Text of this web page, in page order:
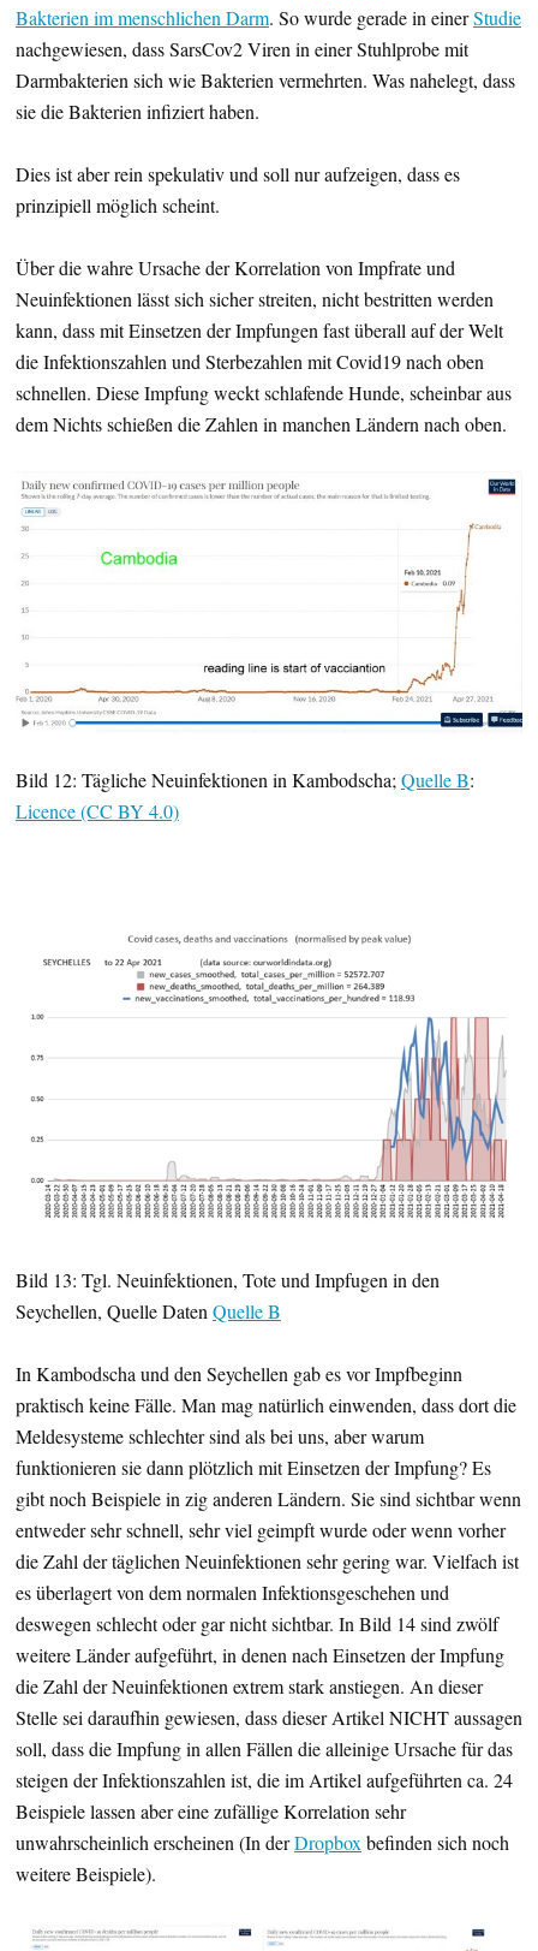
Bakterien im menschlichen Darm. So wurde gerade in einerStudie
nachgewiesen, dass SarsCov2 Viren in einer Stuhlprobe mit
Darmbakterien sich wie Bakterien vermehrten. Was nahelegt, dass
sie die Bakterien infiziert haben.
Dies ist aber rein spekulativ und soll nur aufzeigen, dass es
prinzipiell möglich scheint.
Über die wahre Ursache der Korrelation von Impfrate und
Neuinfektionen lässt sich sicher streiten, nicht bestritten werden
kann, dass mit Einsetzen der Impfungen fast überall auf der Welt
die Infektionszahlen und Sterbezahlen mit Covid19 nach oben
schnellen. Diese Impfung weckt schlafende Hunde, scheinbar aus
dem Nichts schießen die Zahlen in manchen Ländern nach oben.
Bild 12: Tägliche Neuinfektionen in Kambodscha; Quelle B:
Licence (CC BY 4.0)
Bild 13: Tgl. Neuinfektionen, Tote und Impfugen in den
Seychellen, Quelle DatenQuelle B
In Kambodscha und den Seychellen gab es vor Impfbeginn
praktisch keine Fälle. Man mag natürlich einwenden, dass dort die
Meldesysteme schlechter sind als bei uns, aber warum
funktionieren sie dann plötzlich mit Einsetzen der Impfung? Es
gibt noch Beispiele in zig anderen Ländern. Sie sind sichtbar wenn
entweder sehr schnell, sehr viel geimpft wurde oder wenn vorher
die Zahl der täglichen Neuinfektionen sehr gering war. Vielfach ist
es überlagert von dem normalen Infektionsgeschehen und
deswegen schlecht oder gar nicht sichtbar. In Bild 14 sind zwölf
weitere Länder aufgeführt, in denen nach Einsetzen der Impfung
die Zahl der Neuinfektionen extrem stark anstiegen. An dieser
Stelle sei daraufhin gewiesen, dass dieser Artikel NICHT aussagen
soll, dass die Impfung in allen Fällen die alleinige Ursache für das
steigen der Infektionszahlen ist, die im Artikel aufgeführten ca. 24
Beispiele lassen aber eine zufällige Korrelation sehr
unwahrscheinlich erscheinen (In derDropboxbefinden sich noch
weitere Beispiele).